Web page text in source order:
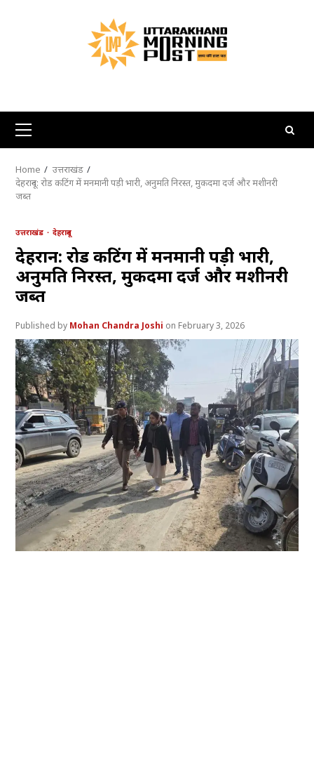
Primary
Menu
Home
उत्तराखंड
देहरादून: रोड कटिंग में मनमानी पड़ी भारी, अनुमति निरस्त, मुकदमा दर्ज और मशीनरी
जब्त
उत्तराखंड देहरादून
देहरादून: रोड कटिंग में मनमानी पड़ी भारी,
अनुमति निरस्त, मुकदमा दर्ज और मशीनरी
जब्त
Mohan Chandra Joshi February 3, 2026